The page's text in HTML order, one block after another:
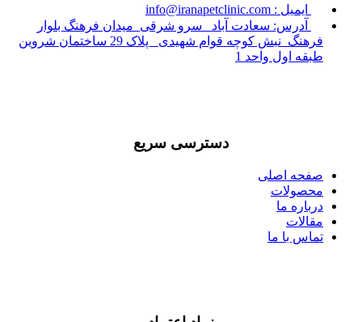
ایمیل : info@iranapetclinic.com
آدرس: سعادت آباد _سرو شرقی_میدان فرهنگ بلوار
فرهنگ_نبش کوچه قوام شهیدی_ پلاک 29 ساختمان شروین
طبقه اول واحد 1
دسترسی سریع
صفحه اصلی
محصولات
درباره ما
مقالات
تماس با ما